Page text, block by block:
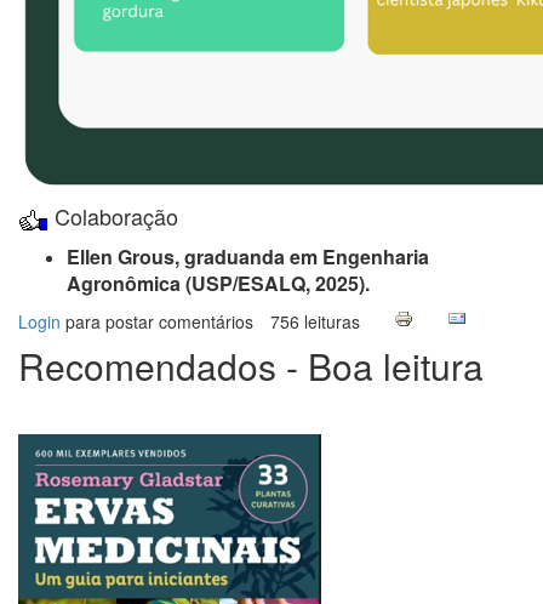
Colaboração
Ellen Grous, graduanda em Engenharia
Agronômica (USP/ESALQ, 2025).
Login para postar comentários 756 leituras
Recomendados - Boa leitura